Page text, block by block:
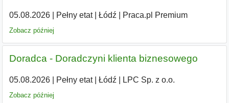
05.08.2026| Pełny etat| Łódź Praca.pl Premium
Zobacz później
Doradca - Doradczyni klienta biznesowego
05.08.2026| Pełny etat| Łódź LPC Sp. z o.o.
Zobacz później